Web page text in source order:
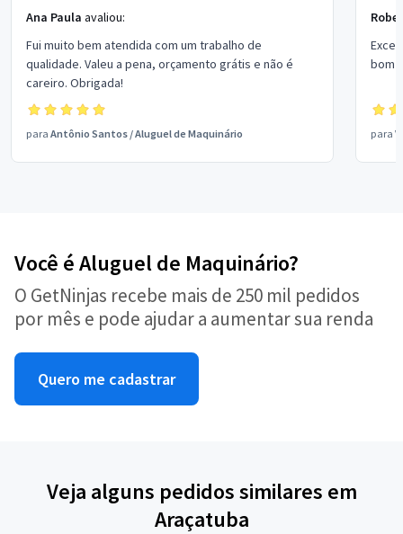
Ana Paula avaliou:
Fui muito bem atendida com um trabalho de
qualidade. Valeu a pena, orçamento grátis e não é
careiro. Obrigada!
para Antônio Santos /Aluguel de Maquinário
bom
para
Você é Aluguel de Maquinário?
O GetNinjas recebe mais de 250 mil pedidos
por mês e pode ajudar a aumentar sua renda
Quero me cadastrar
Veja alguns pedidos similares em
Araçatuba